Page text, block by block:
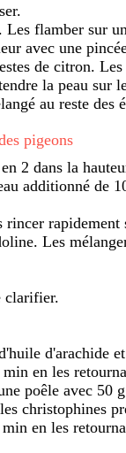
flamber sur
avec une
de citron.
la peau sur
au reste des
pigeons
2 dans la
additionné de
Les
clarifier.
d'arachide
en les
poêle avec 50
christophines
en les